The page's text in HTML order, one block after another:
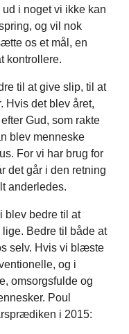
i noget vi ikke kan
og vil nok
os et mål, en
kontrollere.
til at give slip, til at
Hvis det blev året,
Gud, som rakte
blev menneske
For vi har brug for
det går i den retning
anderledes.
blev bedre til at
Bedre til både at
selv. Hvis vi blæste
og i
omsorgsfulde og
Poul
i 2015: